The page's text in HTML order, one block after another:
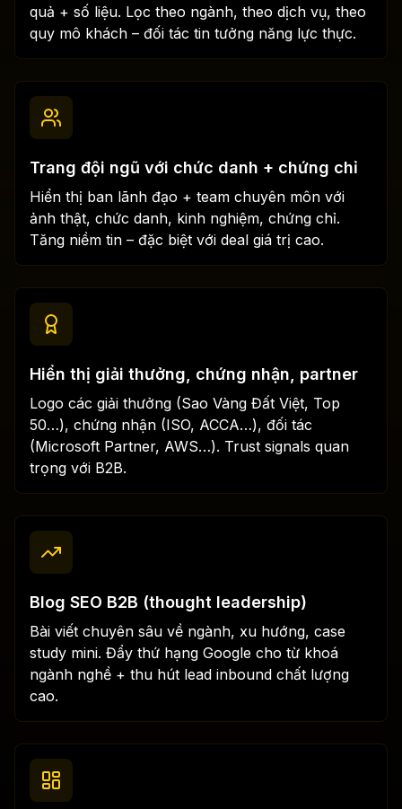
quả + số liệu. Lọc theo ngành, theo dịch vụ, theo
quy mô khách – đối tác tin tưởng năng lực thực.
Trang đội ngũ với chức danh + chứng chỉ
Hiển thị ban lãnh đạo + team chuyên môn với
ảnh thật, chức danh, kinh nghiệm, chứng chỉ.
Tăng niềm tin – đặc biệt với deal giá trị cao.
Hiển thị giải thưởng, chứng nhận, partner
Logo các giải thưởng (Sao Vàng Đất Việt, Top
50…), chứng nhận (ISO, ACCA…), đối tác
(Microsoft Partner, AWS…). Trust signals quan
trọng với B2B.
Blog SEO B2B (thought leadership)
Bài viết chuyên sâu về ngành, xu hướng, case
study mini. Đẩy thứ hạng Google cho từ khoá
ngành nghề + thu hút lead inbound chất lượng
cao.